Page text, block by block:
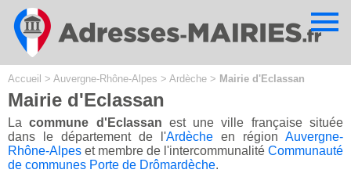
Accueil > Auvergne-Rhône-Alpes > Ardèche > Mairie d'Eclassan
Mairie d'Eclassan
Lacommune d'Eclassan est une ville française située
dans le département de l'Ardèche en région Auvergne-
Rhône-Alpes et membre de l'intercommunalité Communauté
de communes Porte de Drômardèche.
Cookies management panel